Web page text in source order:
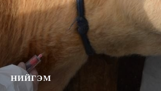
НИЙГЭМ